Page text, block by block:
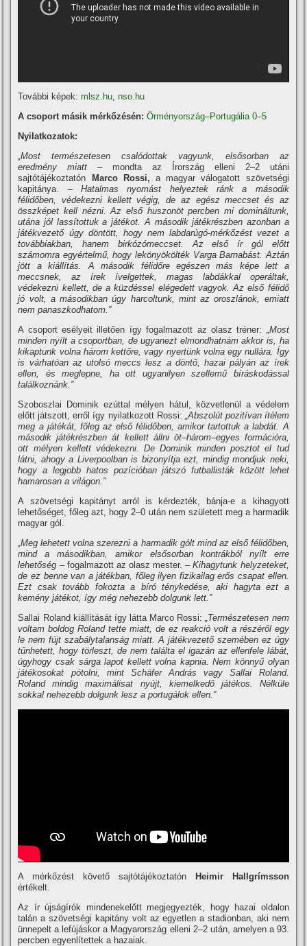
További képek:mlsz.hu,nso.hu
A csoport másik mérkőzésén:Örményország–Portugália 0–5
Nyilatkozatok:
„Most természetesen csalódottak vagyunk, elsősorban az
eredmény miatt – mondta az Írország elleni 2–2 utáni
sajtótájékoztatón
Marco Rossi, a magyar válogatott szövetségi
kapitánya. – Hatalmas nyomást helyeztek ránk a második
félidőben, védekezni kellett végig, de az egész meccset és az
összképet kell nézni. Az első huszonöt percben mi domináltunk,
utána jól lassítottuk a játékot. A második játékrészben azonban a
játékvezető úgy döntött, hogy nem labdarúgó-mérkőzést vezet a
továbbiakban, hanem birkózómeccset. Az első ír gól előtt
számomra egyértelmű, hogy lekönyökölték Varga Barnabást. Aztán
jött a kiállítás. A második félidőre egészen más képe lett a
meccsnek, az írek ívelgettek, magas labdákkal operáltak,
védekezni kellett, de a küzdéssel elégedett vagyok. Az első félidő
jó volt, a másodikban úgy harcoltunk, mint az oroszlánok, emiatt
nem panaszkodhatom.”
A csoport esélyeit illetően így fogalmazott az olasz tréner: „Most
minden nyílt a csoportban, de ugyanezt elmondhatnám akkor is, ha
kikaptunk volna három kettőre, vagy nyertünk volna egy nullára. Így
is várhatóan az utolsó meccs lesz a döntő, hazai pályán az írek
ellen, és meglepne, ha ott ugyanilyen szellemű bíráskodással
találkoznánk.”
Szoboszlai Dominik ezúttal mélyen hátul, közvetlenül a védelem
előtt játszott, erről így nyilatkozott Rossi: „Abszolút pozitívan ítélem
meg a játékát, főleg az első félidőben, amikor tartottuk a labdát. A
második játékrészben át kellett állni öt–három–egyes formációra,
ott mélyen kellett védekezni. De Dominik minden posztot el tud
látni, ahogy a Liverpoolban is bizonyítja ezt, mindig mondjuk neki,
hogy a legjobb hatos pozícióban játszó futballisták között lehet
hamarosan a világon.”
A szövetségi kapitányt arról is kérdezték, bánja-e a kihagyott
lehetőséget, főleg azt, hogy 2–0 után nem született meg a harmadik
magyar gól.
„Meg lehetett volna szerezni a harmadik gólt mind az első félidőben,
mind a másodikban, amikor elsősorban kontrákból nyílt erre
lehetőség – fogalmazott az olasz mester.– Kihagytunk helyzeteket,
de ez benne van a játékban, főleg ilyen fizikailag erős csapat ellen.
Ezt csak tovább fokozta a bíró ténykedése, aki hagyta ezt a
kemény játékot, így még nehezebb dolgunk lett.”
Sallai Roland kiállítását így látta Marco Rossi:„Természetesen nem
voltam boldog Roland tette miatt, de ez reakció volt a részéről egy
le nem fújt szabálytalanság miatt. A játékvezető szemében ez úgy
tűnhetett, hogy törleszt, de nem találta el igazán az ellenfele lábát,
úgyhogy csak sárga lapot kellett volna kapnia. Nem könnyű olyan
játékosokat pótolni, mint Schäfer András vagy Sallai Roland.
Roland mindig maximálisat nyújt, kiemelkedő játékos. Nélküle
sokkal nehezebb dolgunk lesz a portugálok ellen.”
A mérkőzést követő sajtótájékoztatón Heimir Hallgrímsson
értékelt.
Az ír újságírók mindenekelőtt megjegyezték, hogy hazai oldalon
talán a szövetségi kapitány volt az egyetlen a stadionban, aki nem
ünnepelt a lefújáskor a Magyarország elleni 2–2 után, amelyen a 93.
percben egyenlítettek a hazaiak.